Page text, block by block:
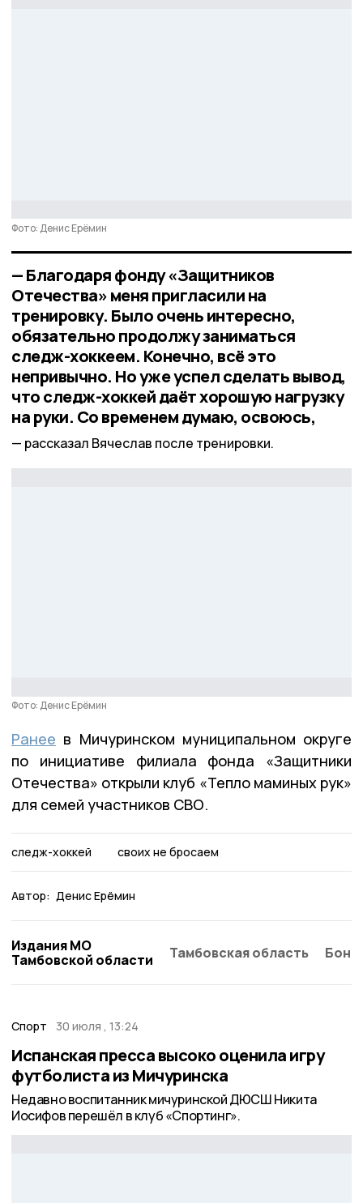
Фото: Денис Ерёмин
— Благодаря фонду «Защитников
Отечества» меня пригласили на
тренировку. Было очень интересно,
обязательно продолжу заниматься
следж-хоккеем. Конечно, всё это
непривычно. Но уже успел сделать вывод,
что следж-хоккей даёт хорошую нагрузку
на руки. Со временем думаю, освоюсь,
рассказал Вячеслав после тренировки.
Фото: Денис Ерёмин
Ранее в Мичуринском муниципальном округе
по инициативе филиала фонда «Защитники
Отечества» открыли клуб «Тепло маминых рук»
для семей участников СВО.
следж-хоккей своих не бросаем
Автор: Денис Ерёмин
Издания МО
Тамбовской области
Тамбовская область
Спорт 30 июля , 13:24
Испанская пресса высоко оценила игру
футболиста из Мичуринска
Недавно воспитанник мичуринской ДЮСШ Никита
Иосифов перешёл в клуб «Спортинг».